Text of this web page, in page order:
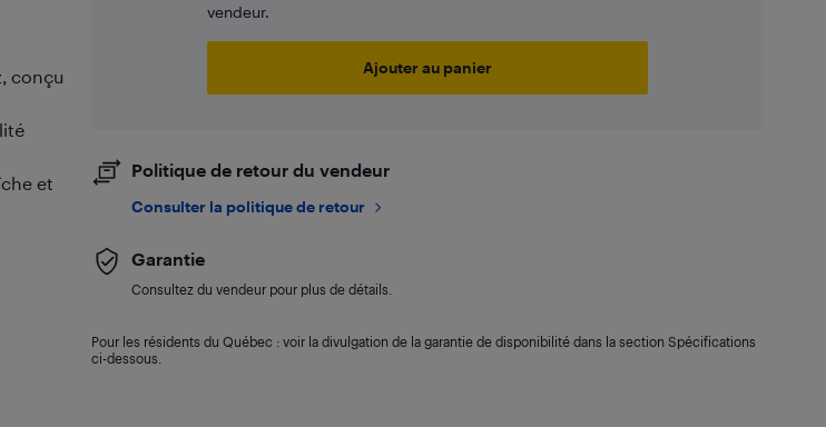
conçu
et
vendeur.
Ajouter au panier
Politique de retour du vendeur
Consulter la politique de retour
Garantie
Consultez du vendeur pour plus de détails.
Pour les résidents du Québec : voir la divulgation de la garantie de disponibilité dans la section Spécifications
ci-dessous.